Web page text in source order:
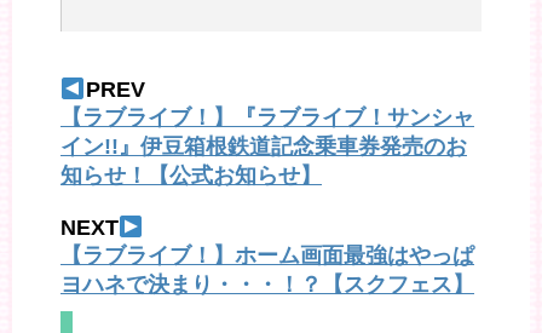
PREV
【ラブライブ！】『ラブライブ！サンシャ
イン!!』伊豆箱根鉄道記念乗車券発売のお
知らせ！【公式お知らせ】
NEXT
【ラブライブ！】ホーム画面最強はやっぱ
ヨハネで決まり・・・！？【スクフェス】